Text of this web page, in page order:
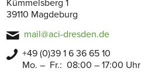
Kümmelsberg 1
39110 Magdeburg
mail@aci-dresden.de
+49 (0)39 1 6 36 65 10
Mo. – Fr.: 08:00 – 17:00 Uhr